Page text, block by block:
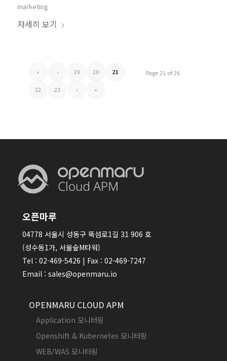
marketing
자세히 보기
Page 21 of 26
« ‹ 19 20 21
22 23 › »
오픈마루
04778 서울시 성동구 뚝섬로1길 31 906 호
(성수동1가, 서울숲M타워)
Tel : 02-469-5426 | Fax : 02-469-7247
Email : sales@openmaru.io
OPENMARU CLOUD APM
Application 모니터링
Openshift & Kubernetes 모니터링
WEB/WAS 모니터링